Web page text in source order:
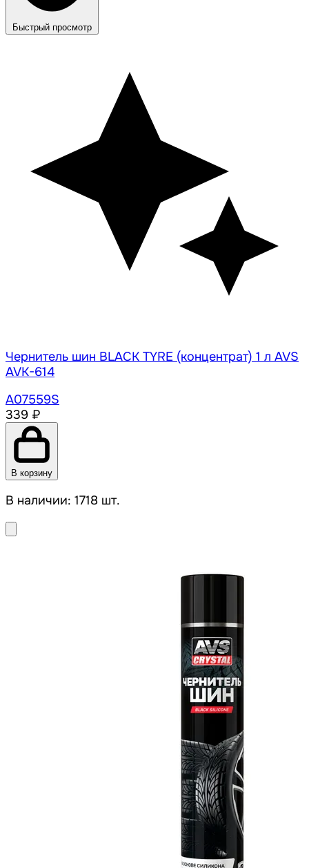
Быстрый просмотр
Чернитель шин BLACK TYRE (концентрат) 1 л AVS
AVK-614
A07559S
339 ₽
В корзину
В наличии: 1718 шт.